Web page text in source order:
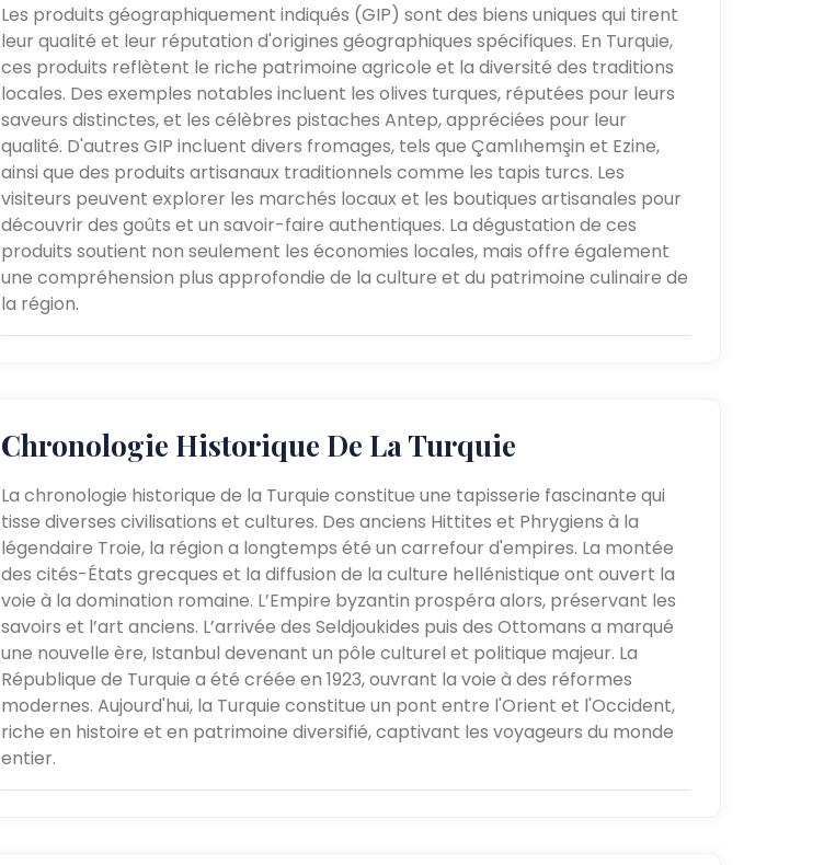
Les produits géographiquement indiqués (GIP) sont des biens uniques qui tirent
leur qualité et leur réputation d'origines géographiques spécifiques. En Turquie,
ces produits reflètent le riche patrimoine agricole et la diversité des traditions
locales. Des exemples notables incluent les olives turques, réputées pour leurs
saveurs distinctes, et les célèbres pistaches Antep, appréciées pour leur
qualité. D'autres GIP incluent divers fromages, tels que Çamlıhemşin et Ezine,
ainsi que des produits artisanaux traditionnels comme les tapis turcs. Les
visiteurs peuvent explorer les marchés locaux et les boutiques artisanales pour
découvrir des goûts et un savoir-faire authentiques. La dégustation de ces
produits soutient non seulement les économies locales, mais offre également
une compréhension plus approfondie de la culture et du patrimoine culinaire de
la région.
Chronologie Historique De La Turquie
La chronologie historique de la Turquie constitue une tapisserie fascinante qui
tisse diverses civilisations et cultures. Des anciens Hittites et Phrygiens à la
légendaire Troie, la région a longtemps été un carrefour d'empires. La montée
des cités-États grecques et la diffusion de la culture hellénistique ont ouvert la
voie à la domination romaine. L’Empire byzantin prospéra alors, préservant les
savoirs et l’art anciens. L’arrivée des Seldjoukides puis des Ottomans a marqué
une nouvelle ère, Istanbul devenant un pôle culturel et politique majeur. La
République de Turquie a été créée en 1923, ouvrant la voie à des réformes
modernes. Aujourd'hui, la Turquie constitue un pont entre l'Orient et l'Occident,
riche en histoire et en patrimoine diversifié, captivant les voyageurs du monde
entier.